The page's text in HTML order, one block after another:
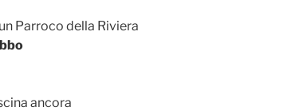
Parroco della Riviera
ancora